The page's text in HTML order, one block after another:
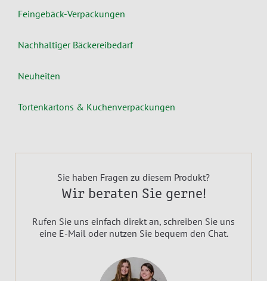
Feingebäck-Verpackungen
Nachhaltiger Bäckereibedarf
Neuheiten
Tortenkartons & Kuchenverpackungen
Sie haben Fragen zu diesem Produkt?
Wir beraten Sie gerne!
Rufen Sie uns einfach direkt an, schreiben Sie uns
eine E-Mail oder nutzen Sie bequem den Chat.